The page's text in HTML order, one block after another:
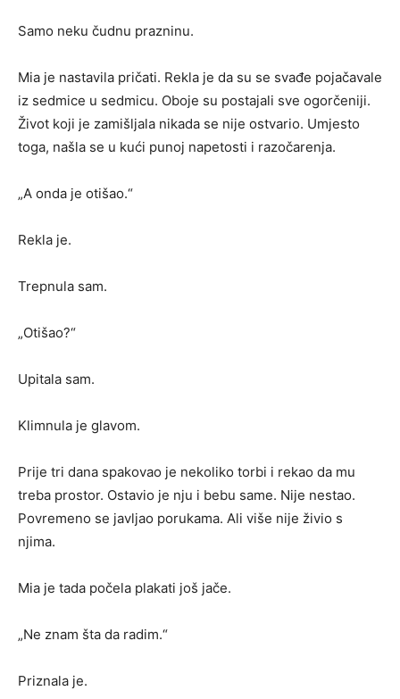
Samo neku čudnu prazninu.
Mia je nastavila pričati. Rekla je da su se svađe pojačavale
iz sedmice u sedmicu. Oboje su postajali sve ogorčeniji.
Život koji je zamišljala nikada se nije ostvario. Umjesto
toga, našla se u kući punoj napetosti i razočarenja.
„A onda je otišao.“
Rekla je.
Trepnula sam.
„Otišao?“
Upitala sam.
Klimnula je glavom.
Prije tri dana spakovao je nekoliko torbi i rekao da mu
treba prostor. Ostavio je nju i bebu same. Nije nestao.
Povremeno se javljao porukama. Ali više nije živio s
njima.
Mia je tada počela plakati još jače.
„Ne znam šta da radim.“
Priznala je.